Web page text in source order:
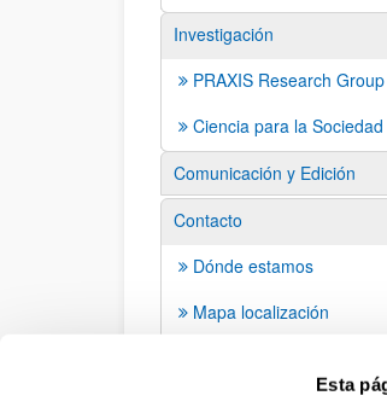
Esta
Investigación
PRAXIS Research Group
Ciencia para la Sociedad
Comunicación y Edición
Contacto
Dónde estamos
Mapa localización